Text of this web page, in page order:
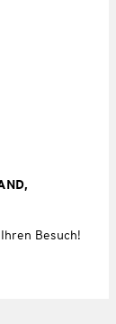
Besuch!